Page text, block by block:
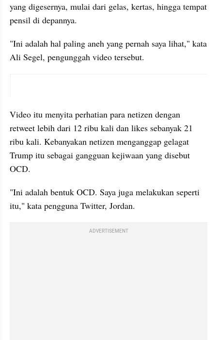
yang digesernya, mulai dari gelas, kertas, hingga tempat
pensil di depannya.
"Ini adalah hal paling aneh yang pernah saya lihat," kata
Ali Segel, pengunggah video tersebut.
Video itu menyita perhatian para netizen dengan
retweet lebih dari 12 ribu kali dan likes sebanyak 21
ribu kali. Kebanyakan netizen menganggap gelagat
Trump itu sebagai gangguan kejiwaan yang disebut
OCD.
"Ini adalah bentuk OCD. Saya juga melakukan seperti
itu," kata pengguna Twitter, Jordan.
ADVERTISEMENT